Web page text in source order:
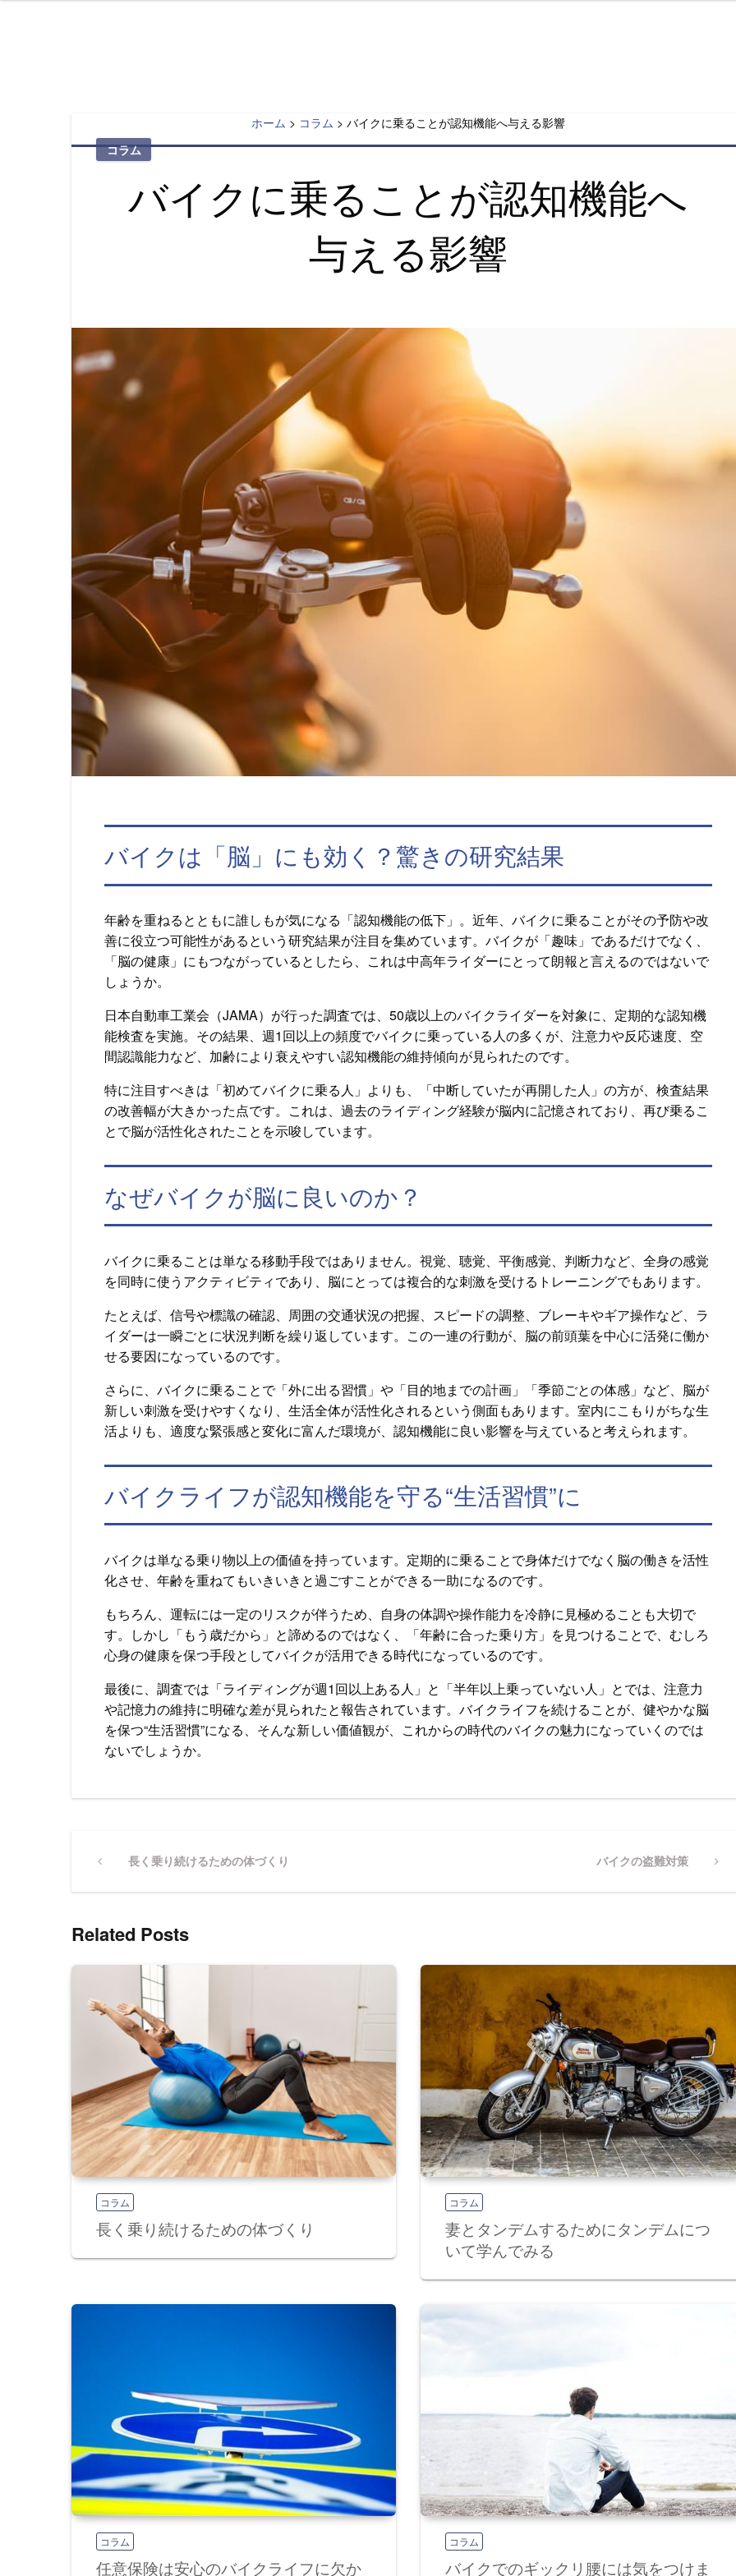
素人ライダー山田～55歳からのバイ
ホーム > コラム > バイクに乗ることが認知機能へ与える影響
バイクに乗ることが認知機能へ
与える影響
コラム
バイクは「脳」にも効く？驚きの研究結果
年齢を重ねるとともに誰しもが気になる「認知機能の低下」。近年、バイクに乗ることがその予防や改
善に役立つ可能性があるという研究結果が注目を集めています。バイクが「趣味」であるだけでなく、
「脳の健康」にもつながっているとしたら、これは中高年ライダーにとって朗報と言えるのではないで
しょうか。
日本自動車工業会（JAMA）が行った調査では、50歳以上のバイクライダーを対象に、定期的な認知機
能検査を実施。その結果、週1回以上の頻度でバイクに乗っている人の多くが、注意力や反応速度、空
間認識能力など、加齢により衰えやすい認知機能の維持傾向が見られたのです。
特に注目すべきは「初めてバイクに乗る人」よりも、「中断していたが再開した人」の方が、検査結果
の改善幅が大きかった点です。これは、過去のライディング経験が脳内に記憶されており、再び乗るこ
とで脳が活性化されたことを示唆しています。
なぜバイクが脳に良いのか？
バイクに乗ることは単なる移動手段ではありません。視覚、聴覚、平衡感覚、判断力など、全身の感覚
を同時に使うアクティビティであり、脳にとっては複合的な刺激を受けるトレーニングでもあります。
たとえば、信号や標識の確認、周囲の交通状況の把握、スピードの調整、ブレーキやギア操作など、ラ
イダーは一瞬ごとに状況判断を繰り返しています。この一連の行動が、脳の前頭葉を中心に活発に働か
せる要因になっているのです。
さらに、バイクに乗ることで「外に出る習慣」や「目的地までの計画」「季節ごとの体感」など、脳が
新しい刺激を受けやすくなり、生活全体が活性化されるという側面もあります。室内にこもりがちな生
活よりも、適度な緊張感と変化に富んだ環境が、認知機能に良い影響を与えていると考えられます。
バイクライフが認知機能を守る“生活習慣”に
バイクは単なる乗り物以上の価値を持っています。定期的に乗ることで身体だけでなく脳の働きを活性
化させ、年齢を重ねてもいきいきと過ごすことができる一助になるのです。
もちろん、運転には一定のリスクが伴うため、自身の体調や操作能力を冷静に見極めることも大切で
す。しかし「もう歳だから」と諦めるのではなく、「年齢に合った乗り方」を見つけることで、むしろ
心身の健康を保つ手段としてバイクが活用できる時代になっているのです。
最後に、調査では「ライディングが週1回以上ある人」と「半年以上乗っていない人」とでは、注意力
や記憶力の維持に明確な差が見られたと報告されています。バイクライフを続けることが、健やかな脳
を保つ“生活習慣”になる、そんな新しい価値観が、これからの時代のバイクの魅力になっていくのでは
ないでしょうか。
投
稿
ナ
ビ
ー
シ
ョ
ン
Previous長く乗り続けるための体づくり
Next
バイクの盗難対策
Related Posts
コラム
長く乗り続けるための体づくり
コラム
妻とタンデムするためにタンデムにつ
いて学んでみる
コラム
任意保険は安心のバイクライフに欠か
コラム
バイクでのギックリ腰には気をつけま